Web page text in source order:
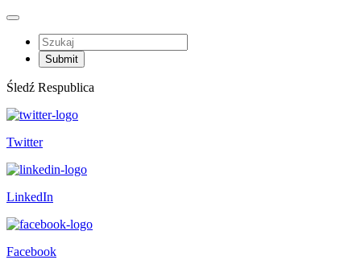
Śledź Respublica
Twitter
LinkedIn
Facebook